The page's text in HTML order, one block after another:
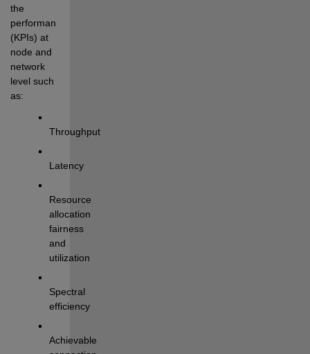
performance
(KPIs) at
node and
network
level such
as:
Throughput
L atency
Resource
fairness
and
utilization
efficiency
Achievable